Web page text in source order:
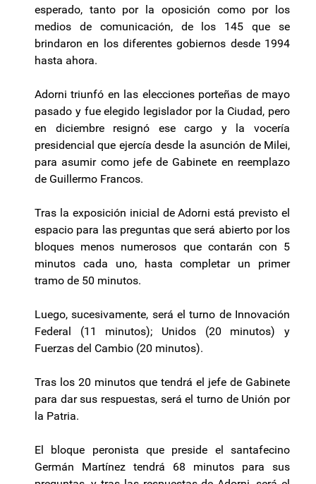
esperado, tanto por la oposición como por los
medios de comunicación, de los 145 que se
brindaron en los diferentes gobiernos desde 1994
hasta ahora.
Adorni triunfó en las elecciones porteñas de mayo
pasado y fue elegido legislador por la Ciudad, pero
en diciembre resignó ese cargo y la vocería
presidencial que ejercía desde la asunción de Milei,
para asumir como jefe de Gabinete en reemplazo
de Guillermo Francos.
Tras la exposición inicial de Adorni está previsto el
espacio para las preguntas que será abierto por los
bloques menos numerosos que contarán con 5
minutos cada uno, hasta completar un primer
tramo de 50 minutos.
Luego, sucesivamente, será el turno de Innovación
Federal (11 minutos); Unidos (20 minutos) y
Fuerzas del Cambio (20 minutos).
Tras los 20 minutos que tendrá el jefe de Gabinete
para dar sus respuestas, será el turno de Unión por
la Patria.
El bloque peronista que preside el santafecino
Germán Martínez tendrá 68 minutos para sus